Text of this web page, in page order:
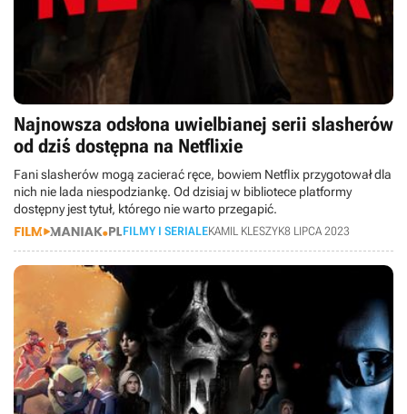
Najnowsza odsłona uwielbianej serii slasherów
od dziś dostępna na Netflixie
Fani slasherów mogą zacierać ręce, bowiem Netflix przygotował dla
nich nie lada niespodziankę. Od dzisiaj w bibliotece platformy
dostępny jest tytuł, którego nie warto przegapić.
FILMY I SERIALEKAMIL KLESZYK8 LIPCA 2023